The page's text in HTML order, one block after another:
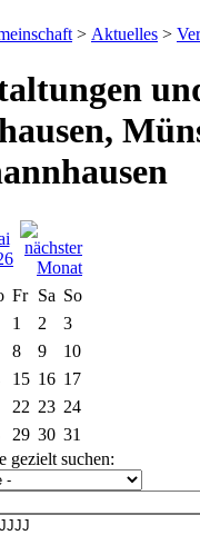
> Aktuelles >
Fr Sa So
1
2
3
8 9
10
15 16 17
22 23 24
29 30 31
gezielt suchen: